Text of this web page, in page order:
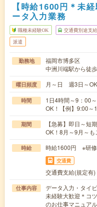
【時給1600円＊未
ータ入力業務
職種未経験OK 交通費別途支
派遣
勤務地
福岡市博多区
中洲川端駅から徒
曜日頻度 月～日 週3日～
時間
1日4時間～9：00
OK！【例】9:00
期間
【急募】即日～短
OK！8月～9月～も
時給 時給1600円 ※研修
交通費
交通費支給(規定有)
仕事内容
データ入力・タイ
未経験大歓迎＊コ
のお仕事マニュア